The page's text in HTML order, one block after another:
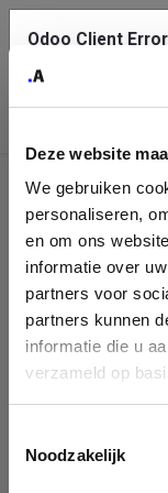
Deze website
We gebruiken
personaliseren,
en om ons
informatie over
partners voor
partners kunnen
informatie die u
verzameld op
Noodzakelijk
Company
Identification
Please fill in
You can search a
enterprise ID. When
form. If you don't find
Odoo Client Error
service.
See details
Ok